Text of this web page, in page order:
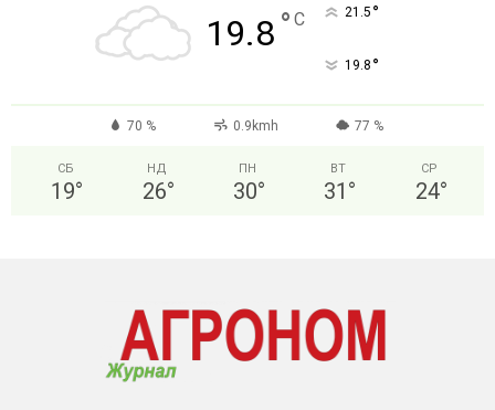
19.8 ° C 21.5 °
19.8 °
70 % 0.9kmh 77 %
СБ
19°
НД
26°
ПН
30°
ВТ
31 °
СР
24°